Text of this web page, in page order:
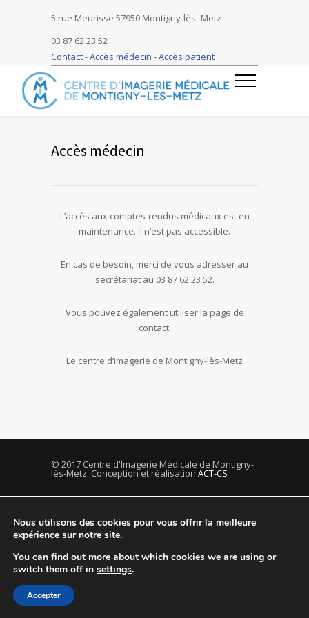
5 rue Meurisse 57950 Montigny-lès- Metz
03 87 62 23 52
Contact-Accès médecin -Accès patient
Accès médecin
L’accès aux comptes-rendus médicaux est en
maintenance. Il n’est pas accessible.
En cas de besoin, merci de vous adresser au
secrétariat au 03 87 62 23 52.
Vous pouvez également utiliser la page de
contact.
Le centre d’imagerie de Montigny-lès-Metz
© 2017 Centre d'Imagerie Médicale de Montigny-
lès-Metz. Conception et réalisation ACT-CS
Nous utilisons des cookies pour vous offrir la meilleure
expérience sur notre site.
You can find out more about which cookies we are using or
switch them off in settings.
Accepter